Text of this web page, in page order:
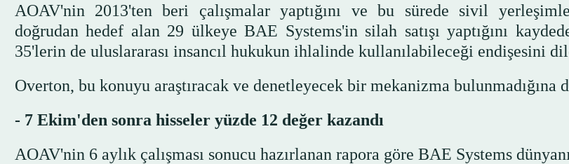
AOAV'nin 2013'ten beri çalışmalar yaptığını ve bu sürede sivil
doğrudan hedef alan 29 ülkeye BAE Systems'in silah satışı yaptığını
35'lerin de uluslararası insancıl hukukun ihlalinde kullanılabileceği endişesini
Overton, bu konuyu araştıracak ve denetleyecek bir mekanizma bulunmadığına
- 7 Ekim'den sonra hisseler yüzde 12 değer kazandı
AOAV'nin 6 aylık çalışması sonucu hazırlanan rapora göre BAE Systems